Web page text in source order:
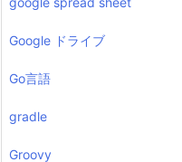
Google ドライブ
Go言語
gradle
Groovy